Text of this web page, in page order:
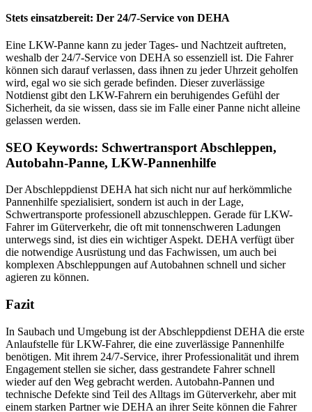
Stets einsatzbereit: Der 24/7-Service von DEHA
Eine LKW-Panne kann zu jeder Tages- und Nachtzeit auftreten,
weshalb der 24/7-Service von DEHA so essenziell ist. Die Fahrer
können sich darauf verlassen, dass ihnen zu jeder Uhrzeit geholfen
wird, egal wo sie sich gerade befinden. Dieser zuverlässige
Notdienst gibt den LKW-Fahrern ein beruhigendes Gefühl der
Sicherheit, da sie wissen, dass sie im Falle einer Panne nicht alleine
gelassen werden.
SEO Keywords: Schwertransport Abschleppen,
Autobahn-Panne, LKW-Pannenhilfe
Der Abschleppdienst DEHA hat sich nicht nur auf herkömmliche
Pannenhilfe spezialisiert, sondern ist auch in der Lage,
Schwertransporte professionell abzuschleppen. Gerade für LKW-
Fahrer im Güterverkehr, die oft mit tonnenschweren Ladungen
unterwegs sind, ist dies ein wichtiger Aspekt. DEHA verfügt über
die notwendige Ausrüstung und das Fachwissen, um auch bei
komplexen Abschleppungen auf Autobahnen schnell und sicher
agieren zu können.
Fazit
In Saubach und Umgebung ist der Abschleppdienst DEHA die erste
Anlaufstelle für LKW-Fahrer, die eine zuverlässige Pannenhilfe
benötigen. Mit ihrem 24/7-Service, ihrer Professionalität und ihrem
Engagement stellen sie sicher, dass gestrandete Fahrer schnell
wieder auf den Weg gebracht werden. Autobahn-Pannen und
technische Defekte sind Teil des Alltags im Güterverkehr, aber mit
einem starken Partner wie DEHA an ihrer Seite können die Fahrer